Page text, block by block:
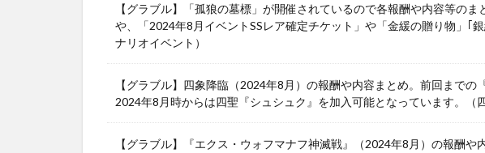
【グラブル】「孤狼の墓標」が開催されているので各報酬や内容等のま
や、「2024年8月イベントSSレア確定チケット」や「金緩の贈り物」｢
ナリオイベント）
【グラブル】四象降臨（2024年8月）の報酬や内容まとめ。前回までの
2024年8月時からは四聖『シュシュク』を加入可能となっています。（
【グラブル】『エクス・ウォフマナフ神滅戦』（2024年8月）の報酬